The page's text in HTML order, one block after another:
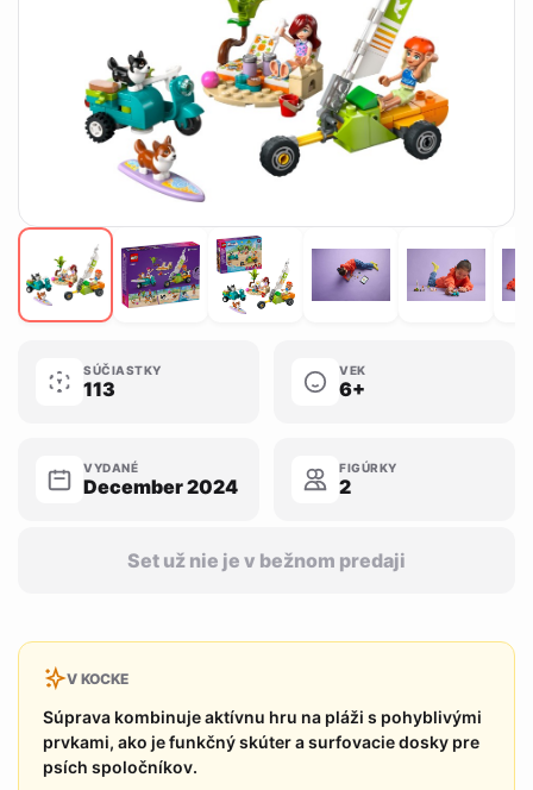
SÚČIASTKY
113
VEK
6+
VYDANÉ
December 2024
FIGÚRKY
2
Set už nie je v bežnom predaji
V KOCKE
Súprava kombinuje aktívnu hru na pláži s pohyblivými
prvkami, ako je funkčný skúter a surfovacie dosky pre
psích spoločníkov.